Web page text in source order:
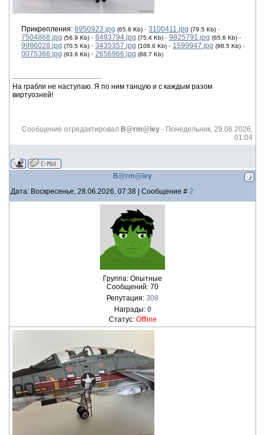
Прикрепления: 6950923.jpg (65.8 Kb) · 3100411.jpg (79.5 Kb) ·
7504868.jpg (56.9 Kb) · 8493794.jpg (75.4 Kb) · 9825791.jpg (65.6 Kb) ·
9986028.jpg (70.5 Kb) · 3435357.jpg (108.6 Kb) · 1599947.jpg (98.5 Kb) ·
0075366.jpg (93.6 Kb) · 2656966.jpg (88.7 Kb)
На грабли не наступаю. Я по ним танцую и с каждым разом
виртуозней!
Сообщение отредактировал B@rm@ley - Понедельник, 29.06.2026,
01:04
B@rm@ley
Дата: Воскресенье, 28.06.2026, 07:38 | Сообщение # 2
Группа: Опытные
Сообщений: 70
Репутация: 308
Награды: 0
Статус: Offline